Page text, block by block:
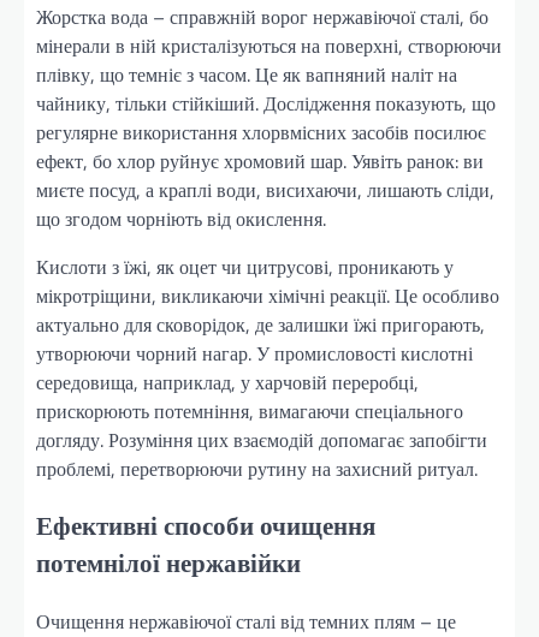
Жорстка вода – справжній ворог нержавіючої сталі, бо
мінерали в ній кристалізуються на поверхні, створюючи
плівку, що темніє з часом. Це як вапняний наліт на
чайнику, тільки стійкіший. Дослідження показують, що
регулярне використання хлорвмісних засобів посилює
ефект, бо хлор руйнує хромовий шар. Уявіть ранок: ви
миєте посуд, а краплі води, висихаючи, лишають сліди,
що згодом чорніють від окислення.
Кислоти з їжі, як оцет чи цитрусові, проникають у
мікротріщини, викликаючи хімічні реакції. Це особливо
актуально для сковорідок, де залишки їжі пригорають,
утворюючи чорний нагар. У промисловості кислотні
середовища, наприклад, у харчовій переробці,
прискорюють потемніння, вимагаючи спеціального
догляду. Розуміння цих взаємодій допомагає запобігти
проблемі, перетворюючи рутину на захисний ритуал.
Ефективні способи очищення
потемнілої нержавійки
Очищення нержавіючої сталі від темних плям – це